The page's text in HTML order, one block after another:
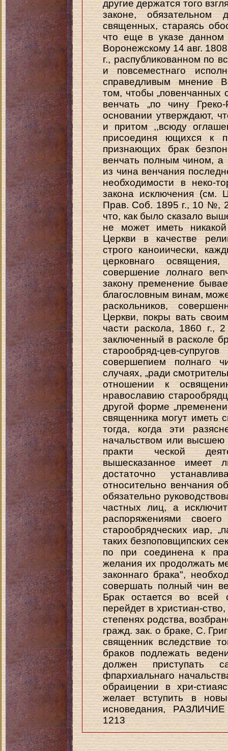
другие держатся того
законе,
священных, стараясь
что еще в указе
Воронежскому 14 авг.
г., распубликованном по
и повсеместнаго
справедливым мнение
том, чтобы „повенчанных
венчать „по чину
основании утверждают,
и притом ,,всюду
присоединя ющихся к
признающих брак
венчать полным чином, а
из чина венчания
необходимости в неко-
закона исключения
Прав. Соб. 1895 г., 10 №,
что, как было сказало
не может иметь
Церкви в качестве
строго каноиически,
церковнаго
совершение лолнаго
закону пременение
благословным винам,
раскольников,
Церкви, покры вать
части раскола, 1860 г.,
заключенный в расколе
старообряд-цев-
совершепием полнаго
случаях, „ради
отношении к
нравославию
другой форме
священника могут иметь
тогда, когда эти
начальством или высшею
практи ческой
вышесказанное имеет
достаточно
относительно венчания
обязательно
частных лиц, а
распоряжениями
старообрядческих иар,
таких безпоповщипских
по при соединена к
желания их продолжать
законнаго брака",
совершать полный чин
Брак остается во всей
перейдет в христиан-
степенях родства,
гражд. зак. о браке, С.
священник вследствие
браков подлежать
должен приступать
фпархиальнаго
обраицении в хри-
желает вступить в
исноведания,
1213